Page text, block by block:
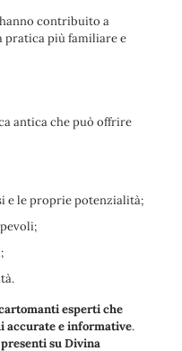
contribuito a
pratica più familiare e
antica che può offrire
e le proprie potenzialità;
esperti che
accurate e informative.
su Divina